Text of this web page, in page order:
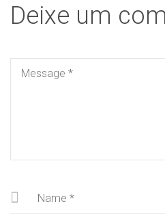
Deixe um